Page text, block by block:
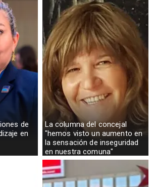
de
en
La columna del concejal
"hemos visto un aumento en
la sensación de inseguridad
en nuestra comuna"